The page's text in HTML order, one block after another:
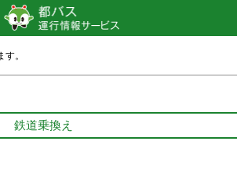
。
鉄道乗換え